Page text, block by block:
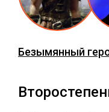
Безымянный